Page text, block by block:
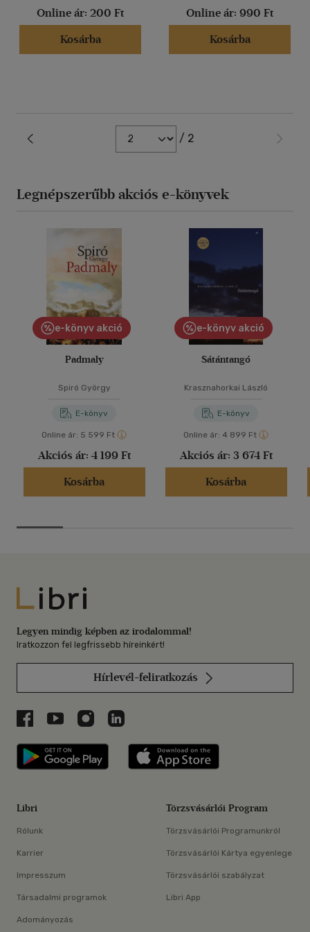
Angol(7)
Cseh(1)
Vélemény szerint
(5)
Alkalmaz
Online ár: 200 Ft
Kosárba
Online ár: 990 Ft
Kosárba
/ 2
Legnépszerűbb akciós e-könyvek
e-könyv akció
Padmaly
Spiró György
E-könyv
Online ár: 5 599 Ft
Akciós ár: 4 199 Ft
Kosárba
e-könyv akció
Sátántangó
Krasznahorkai László
E-könyv
Online ár: 4 899 Ft
Akciós ár: 3 674 Ft
Kosárba
Libri
Legyen mindig képben az irodalommal!
Iratkozzon fel legfrissebb híreinkért!
Hírlevél-feliratkozás
Libri a Facebookon
Libri a Youtube-on
Libri az Instagramon
Libri a LinkedInen
Libri applikáció Szerezd meg: Google
Libri
Rólunk
Karrier
Impresszum
Társadalmi programok
Adományozás
Törzsvásárlói Program
Törzsvásárlói Programunkról
Törzsvásárlói Kártya egyenlege
Törzsvásárlói szabályzat
Libri App